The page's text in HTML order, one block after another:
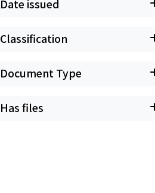
Date issued
Classification
Document Type
Has files